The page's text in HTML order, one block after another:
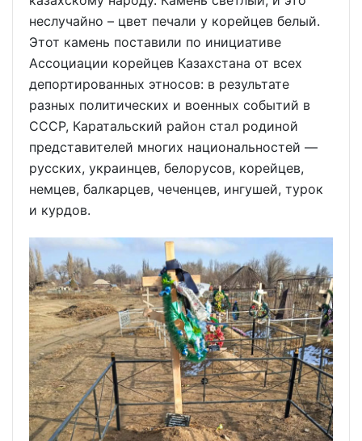
неслучайно – цвет печали у корейцев белый.
Этот камень поставили по инициативе
Ассоциации корейцев Казахстана от всех
депортированных этносов: в результате
разных политических и военных событий в
СССР, Каратальский район стал родиной
представителей многих национальностей —
русских, украинцев, белорусов, корейцев,
немцев, балкарцев, чеченцев, ингушей, турок
и курдов.